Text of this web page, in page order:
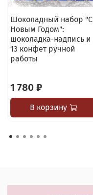
Шоколадный набор "С
Новым Годом":
шоколадка-надпись и
13 конфет ручной
работы
1 780 ₽
В корзину